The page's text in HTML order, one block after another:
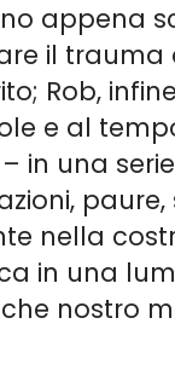
appena
il trauma
Rob,
e al
in una
nella
in una
nostro